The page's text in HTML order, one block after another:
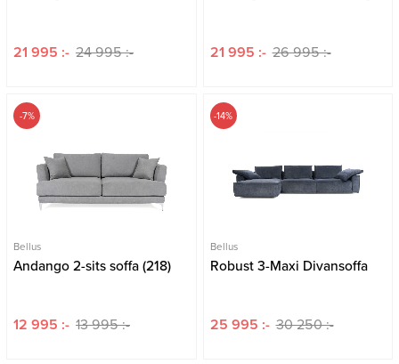
21 995 :- 24 995 :- 21 995 :- 26 995 :-
-7%
Bellus
Andango 2-sits soffa (218)
12 995 :- 13 995 :-
-14%
Bellus
Robust 3-Maxi Divansoffa
25 995 :- 30 250 :-